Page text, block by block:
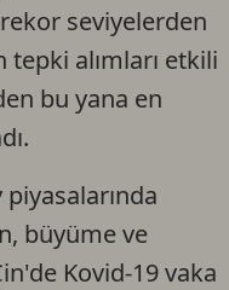
seviyelerden
alımları etkili
bu yana en
büyüme ve
Kovid-19 vaka